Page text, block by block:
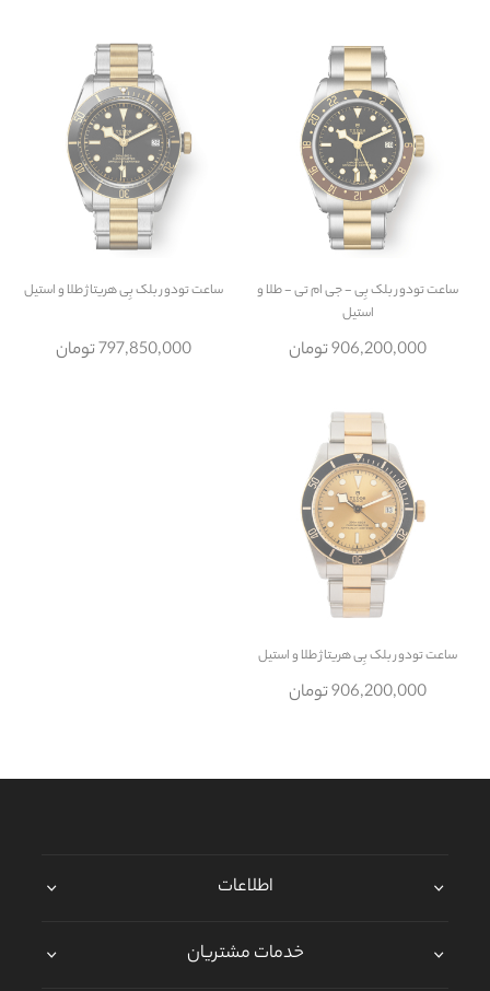
ساعتتودور بلک بِی - جی ام تی - طلا و
استیل
906,200,000 تومان
ساعتتودور بلک بِی هریتاژ طلا و استیل
797,850,000 تومان
ساعتتودور بلک بِی هریتاژ طلا و استیل
906,200,000 تومان
اطلاعات
خدمات مشتریان